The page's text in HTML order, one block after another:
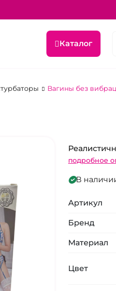
Каталог
Вагины без
подробное
В
Артикул
Бренд
Материал
Цвет